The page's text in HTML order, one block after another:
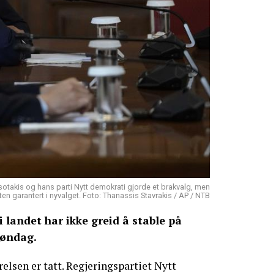
og hans parti Nytt demokrati gjorde et brakvalg, men
garantert i nyvalget. Foto: Thanassis Stavrakis / AP / NTB
landet har ikke greid å stable på
er tatt. Regjeringspartiet Nytt